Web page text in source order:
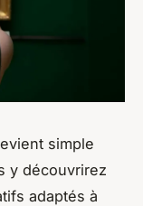
simple
y découvrirez
adaptés à